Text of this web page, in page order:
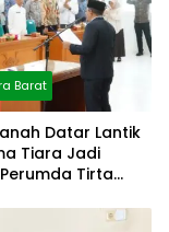
Barat
Datar Lantik
Tiara Jadi
Tirta